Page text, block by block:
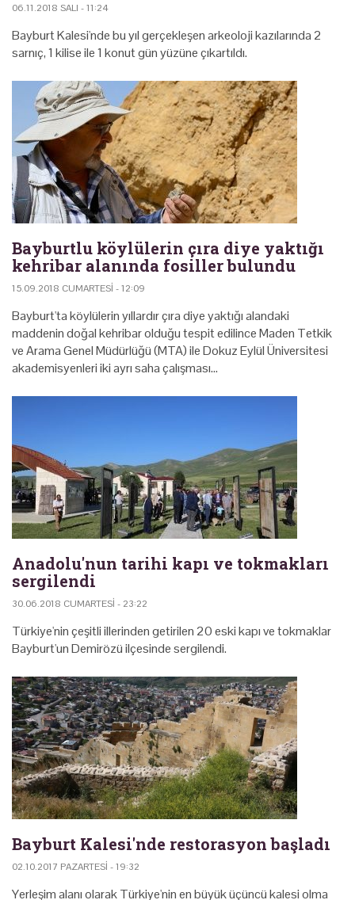
06.11.2018 SALI - 11:24
Bayburt Kalesi'nde bu yıl gerçekleşen arkeoloji kazılarında 2
sarnıç, 1 kilise ile 1 konut gün yüzüne çıkartıldı.
Bayburtlu köylülerin çıra diye yaktığı
kehribar alanında fosiller bulundu
15.09.2018 CUMARTESI - 12:09
Bayburt'ta köylülerin yıllardır çıra diye yaktığı alandaki
maddenin doğal kehribar olduğu tespit edilince Maden Tetkik
ve Arama Genel Müdürlüğü (MTA) ile Dokuz Eylül Üniversitesi
akademisyenleri iki ayrı saha çalışması…
Anadolu'nun tarihi kapı ve tokmakları
sergilendi
30.06.2018 CUMARTESI - 23:22
Türkiye'nin çeşitli illerinden getirilen 20 eski kapı ve tokmaklar
Bayburt'un Demirözü ilçesinde sergilendi.
Bayburt Kalesi'nde restorasyon başladı
02.10.2017 PAZARTESI - 19:32
Yerleşim alanı olarak Türkiye'nin en büyük üçüncü kalesi olma